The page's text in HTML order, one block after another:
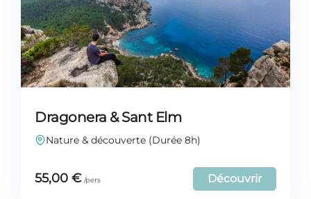
Dragonera & Sant Elm
Nature & découverte (Durée 8h)
55,00 € Découvrir